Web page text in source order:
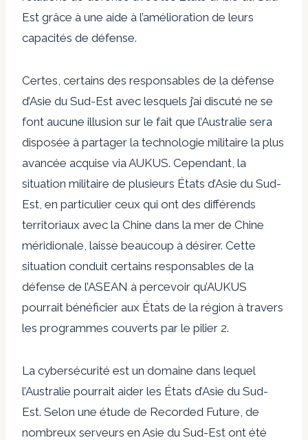
Est grâce à une aide à l’amélioration de leurs
capacités de défense.
Certes, certains des responsables de la défense
d’Asie du Sud-Est avec lesquels j’ai discuté ne se
font aucune illusion sur le fait que l’Australie sera
disposée à partager la technologie militaire la plus
avancée acquise via AUKUS. Cependant, la
situation militaire de plusieurs États d’Asie du Sud-
Est, en particulier ceux qui ont des différends
territoriaux avec la Chine dans la mer de Chine
méridionale, laisse beaucoup à désirer. Cette
situation conduit certains responsables de la
défense de l’ASEAN à percevoir qu’AUKUS
pourrait bénéficier aux États de la région à travers
les programmes couverts par le pilier 2.
La cybersécurité est un domaine dans lequel
l’Australie pourrait aider les États d’Asie du Sud-
Est. Selon une étude de Recorded Future, de
nombreux serveurs en Asie du Sud-Est ont été